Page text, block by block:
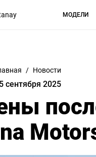
МОДЕЛИ
/ Новости
сентября 2025